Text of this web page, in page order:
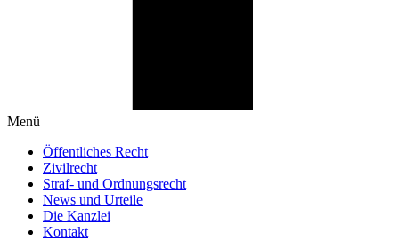
Menü
Öffentliches Recht
Zivilrecht
Straf- und Ordnungsrecht
News und Urteile
Die Kanzlei
Kontakt